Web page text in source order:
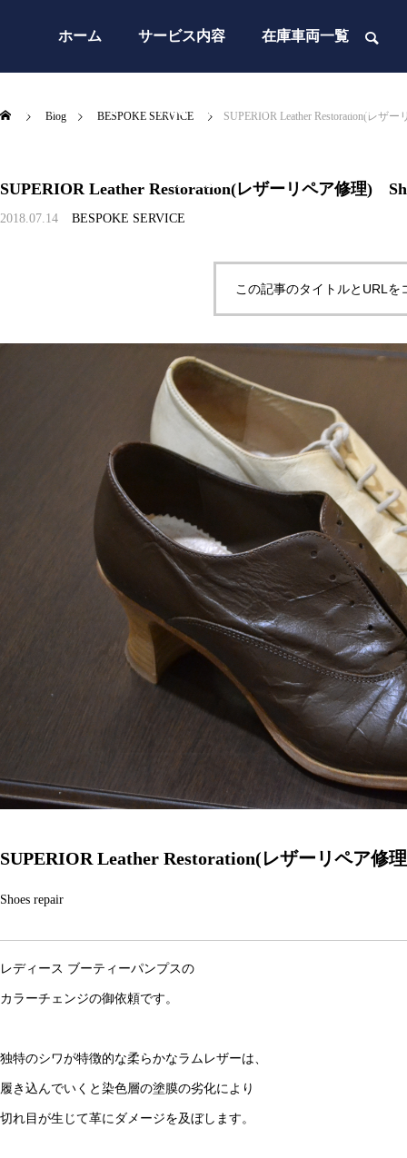
ホーム サービス内容 在庫車両一覧
オーダースーツ お知らせ BLOG アクセス
会社概要
2026年 お盆期間の営業についてのお知らせ
2026年 ゴールデンウィーク期間の営業についてのお知らせ
AUTO SALES
Blog BESPOKE SERVICE SUPERIOR Leather Restoration(レザ
SUPERIOR Leather Restoration(レザーリペア修理)
2018.07.14 BESPOKE SERVICE
この記事のタイトルとURLを
SUPERIOR Leather Restoration(レザーリペア修
Shoes repair
レディース ブーティーパンプスの
カラーチェンジの御依頼です。
独特のシワが特徴的な柔らかなラムレザーは、
履き込んでいくと染色層の塗膜の劣化により
切れ目が生じて革にダメージを及ぼします。